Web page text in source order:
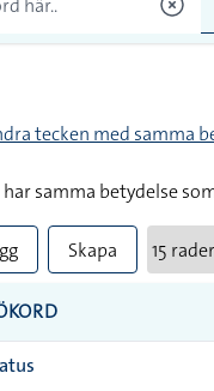
tecken med samma
samma betydelse
i
Skapa